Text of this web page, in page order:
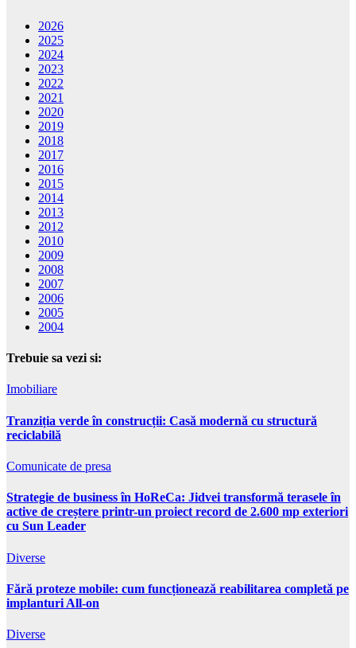
2026
2025
2024
2023
2022
2021
2020
2019
2018
2017
2016
2015
2014
2013
2012
2010
2009
2008
2007
2006
2005
2004
Trebuie sa vezi si:
Imobiliare
Tranziția verde în construcții: Casă modernă cu structură
reciclabilă
Comunicate de presa
Strategie de business în HoReCa: Jidvei transformă terasele în
active de creștere printr-un proiect record de 2.600 mp exteriori
cu Sun Leader
Diverse
Fără proteze mobile: cum funcționează reabilitarea completă pe
implanturi All-on
Diverse